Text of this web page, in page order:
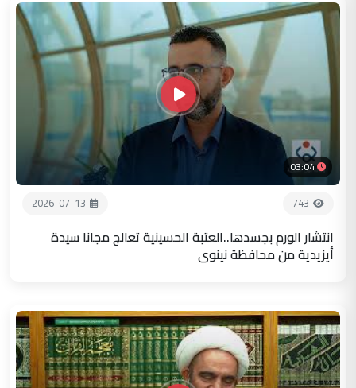
03:04
743
2026-07-13
انتشار الورم بجسدها..العتبة الحسينية تعالج مجانا سيدة
أيزيدية من محافظة نينوى